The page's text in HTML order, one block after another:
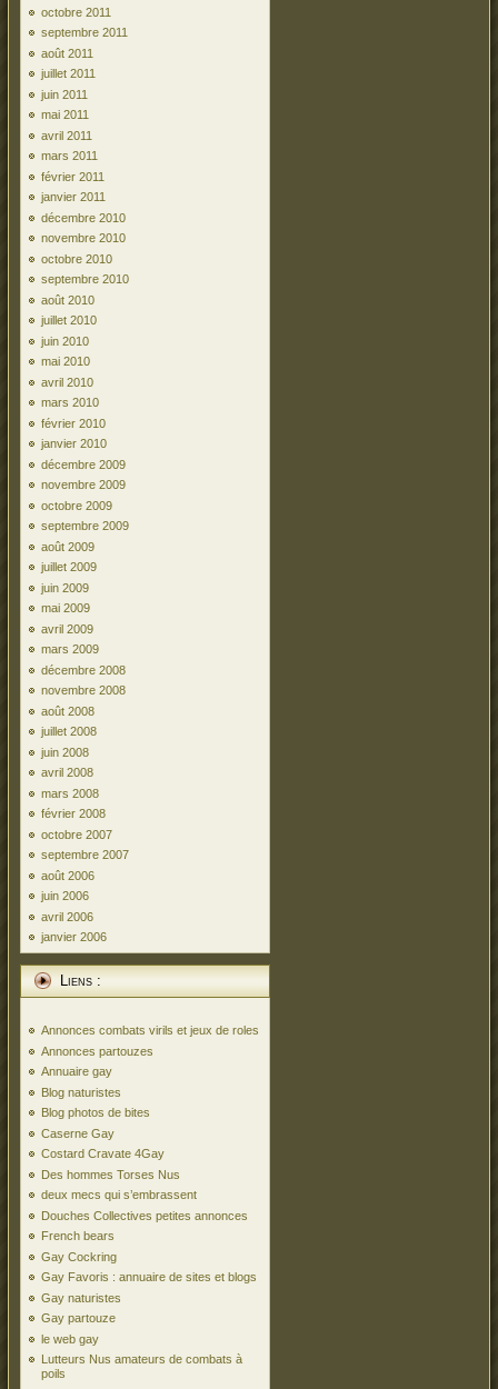
octobre 2011
septembre 2011
août 2011
juillet 2011
juin 2011
mai 2011
avril 2011
mars 2011
février 2011
janvier 2011
décembre 2010
novembre 2010
octobre 2010
septembre 2010
août 2010
juillet 2010
juin 2010
mai 2010
avril 2010
mars 2010
février 2010
janvier 2010
décembre 2009
novembre 2009
octobre 2009
septembre 2009
août 2009
juillet 2009
juin 2009
mai 2009
avril 2009
mars 2009
décembre 2008
novembre 2008
août 2008
juillet 2008
juin 2008
avril 2008
mars 2008
février 2008
octobre 2007
septembre 2007
août 2006
juin 2006
avril 2006
janvier 2006
Liens :
Annonces combats virils et jeux de roles
Annonces partouzes
Annuaire gay
Blog naturistes
Blog photos de bites
Caserne Gay
Costard Cravate 4Gay
Des hommes Torses Nus
deux mecs qui s’embrassent
Douches Collectives petites annonces
French bears
Gay Cockring
Gay Favoris : annuaire de sites et blogs
Gay naturistes
Gay partouze
le web gay
Lutteurs Nus amateurs de combats à
poils